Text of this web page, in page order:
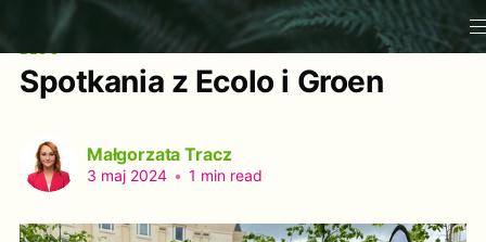
Spotkania z Ecolo i Groen
Małgorzata Tracz
3 maj 2024 • 1 min read